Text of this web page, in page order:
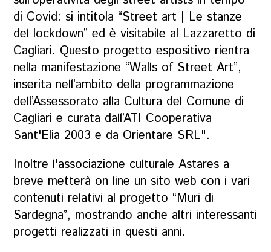
di Covid: si intitola “Street art | Le stanze
del lockdown” ed è visitabile al Lazzaretto di
Cagliari. Questo progetto espositivo rientra
nella manifestazione “Walls of Street Art”,
inserita nell’ambito della programmazione
dell’Assessorato alla Cultura del Comune di
Cagliari e curata dall’ATI Cooperativa
Sant'Elia 2003 e da Orientare SRL".
Inoltre l'associazione culturale Astares a
breve metterà on line un sito web con i vari
contenuti relativi al progetto “Muri di
Sardegna”, mostrando anche altri interessanti
progetti realizzati in questi anni.